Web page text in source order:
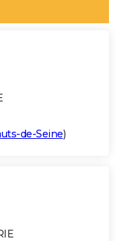
de-Seine)